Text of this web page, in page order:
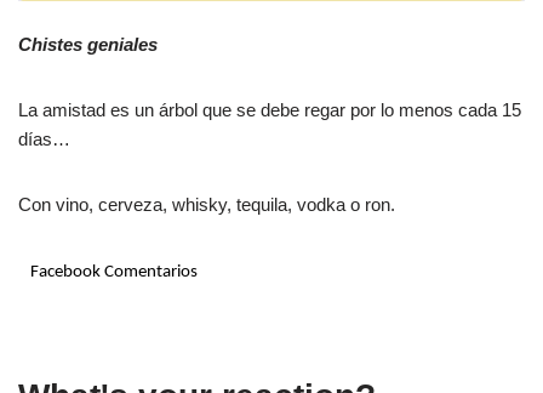
Chistes geniales
La amistad es un árbol que se debe regar por lo menos cada 15
días…
Con vino, cerveza, whisky, tequila, vodka o ron.
Facebook Comentarios